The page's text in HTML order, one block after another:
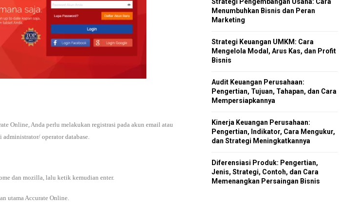
Online, Anda perlu melakukan registrasi pada akun email atau
operator database.
dan mozilla, lalu ketik kemudian enter.
utama Accurate Online.
r
:
Menumbuhkan Bisnis dan Peran
Marketing
Strategi Keuangan UMKM: Cara
Mengelola Modal, Arus Kas, dan Profit
Bisnis
Audit Keuangan Perusahaan:
Pengertian, Tujuan, Tahapan, dan Cara
Mempersiapkannya
Kinerja Keuangan Perusahaan:
Pengertian, Indikator, Cara Mengukur,
dan Strategi Meningkatkannya
Diferensiasi Produk: Pengertian,
Jenis, Strategi, Contoh, dan Cara
Memenangkan Persaingan Bisnis